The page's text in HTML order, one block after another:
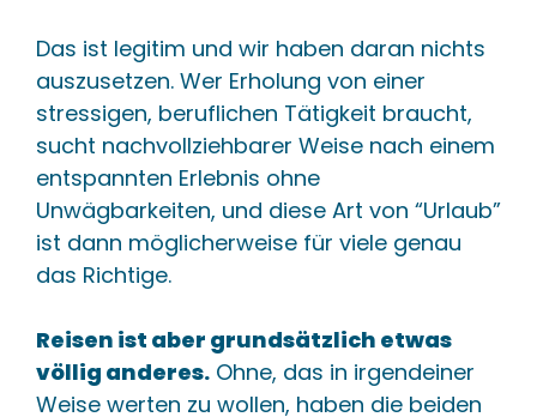
Das ist legitim und wir haben daran nichts
auszusetzen. Wer Erholung von einer
stressigen, beruflichen Tätigkeit braucht,
sucht nachvollziehbarer Weise nach einem
entspannten Erlebnis ohne
Unwägbarkeiten, und diese Art von “Urlaub”
ist dann möglicherweise für viele genau
das Richtige.
Reisen ist aber grundsätzlich etwas
völlig anderes. Ohne, das in irgendeiner
Weise werten zu wollen, haben die beiden